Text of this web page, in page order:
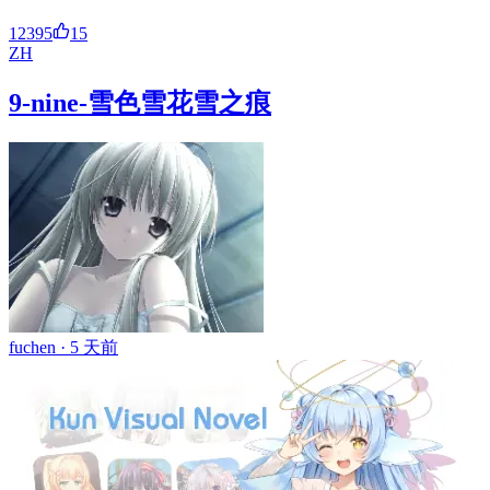
12395
15
ZH
9-nine-雪色雪花雪之痕
fuchen · 5 天前